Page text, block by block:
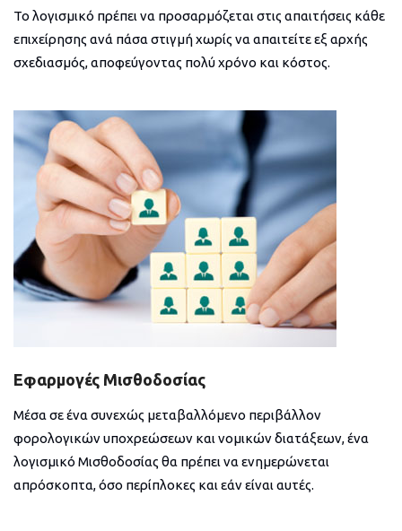
Το λογισμικό πρέπει να προσαρμόζεται στις απαιτήσεις κάθε
επιχείρησης ανά πάσα στιγμή χωρίς να απαιτείτε εξ αρχής
σχεδιασμός, αποφεύγοντας πολύ χρόνο και κόστος.
Εφαρμογές Μισθοδοσίας
Μέσα σε ένα συνεχώς μεταβαλλόμενο περιβάλλον
φορολογικών υποχρεώσεων και νομικών διατάξεων, ένα
λογισμικό Μισθοδοσίας θα πρέπει να ενημερώνεται
απρόσκοπτα, όσο περίπλοκες και εάν είναι αυτές.